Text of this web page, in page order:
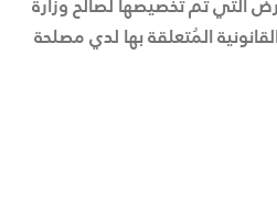
المُتعلقة بها لدي مصلحة